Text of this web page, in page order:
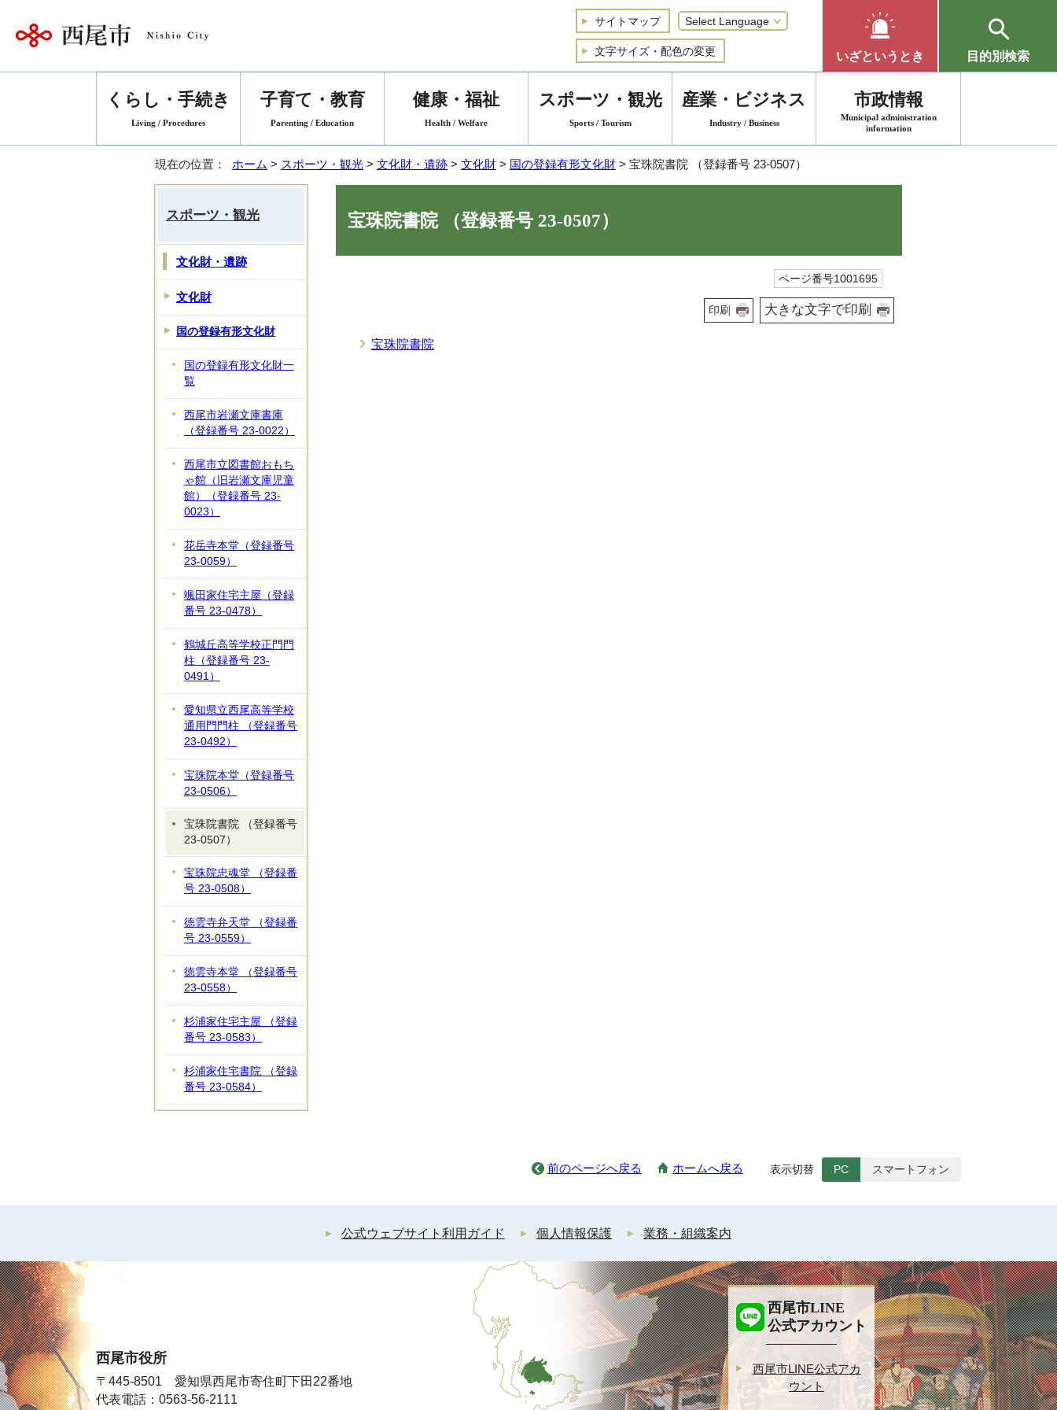
サイトマップ
文字サイズ・配色の変更 いざというとき 目的別検索
くらし・手続き
Living / Procedures
子育て・教育
Parenting / Education
健康・福祉
Health / Welfare
スポーツ・観光
Sports / Tourism
産業・ビジネス
Industry / Business
市政情報
Municipal administration
information
現在の位置： ホーム > スポーツ・観光 > 文化財・遺跡 > 文化財 > 国の登録有形文化財 > 宝珠院書院 （登録番号 23-0507）
宝珠院書院 （登録番号 23-0507）
ページ番号1001695
印刷 大きな文字で印刷
宝珠院書院
スポーツ・観光
文化財・遺跡
文化財
国の登録有形文化財
国の登録有形文化財一
覧
西尾市岩瀬文庫書庫
（登録番号 23-0022）
西尾市立図書館おもち
ゃ館（旧岩瀬文庫児童
館）（登録番号 23-
0023）
花岳寺本堂（登録番号
23-0059）
颯田家住宅主屋（登録
番号 23-0478）
鶴城丘高等学校正門門
柱（登録番号 23-
0491）
愛知県立西尾高等学校
通用門門柱 （登録番号
23-0492）
宝珠院本堂（登録番号
23-0506）
宝珠院書院 （登録番号
23-0507）
宝珠院忠魂堂 （登録番
号 23-0508）
徳雲寺弁天堂 （登録番
号 23-0559）
徳雲寺本堂 （登録番号
23-0558）
杉浦家住宅主屋 （登録
番号 23-0583）
杉浦家住宅書院 （登録
番号 23-0584）
前のページへ戻る ホームへ戻る 表示切替 PC スマートフォン
公式ウェブサイト利用ガイド 個人情報保護 業務・組織案内
西尾市役所
〒445-8501 愛知県西尾市寄住町下田22番地
代表電話：0563-56-2111
西尾市LINE
公式アカウント
西尾市LINE公式アカ
ウント